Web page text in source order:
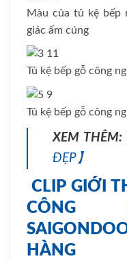
Màu của tủ kệ bếp
giác ấm cúng
Tủ kệ bếp gỗ công
Tủ kệ bếp gỗ công
XEM THÊM:
ĐẸP】
CLIP GIỚI
CÔNG
HÀNG